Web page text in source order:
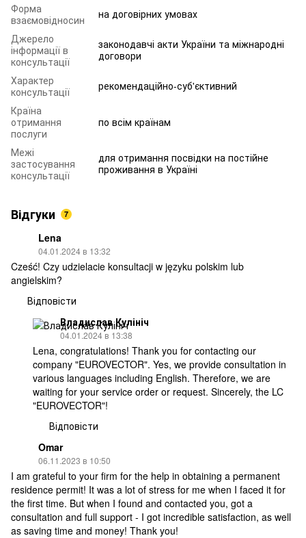
Форма
взаємовідносин
на договірних умовах
Джерело
інформації в
консультації
законодавчі акти України та міжнародні
договори
Характер
консультації
рекомендаційно-суб'єктивний
Країна
отримання
послуги
по всім країнам
Межі
застосування
консультації
для отримання посвідки на постійне
проживання в Україні
Відгуки 7
Lena
04.01.2024 в 13:32
Cześć! Czy udzielacie konsultacji w języku polskim lub
angielskim?
Відповісти
Владислав Кулініч
04.01.2024 в 13:38
Lena, congratulations! Thank you for contacting our
company "EUROVECTOR". Yes, we provide consultation in
various languages including English. Therefore, we are
waiting for your service order or request. Sincerely, the LC
"EUROVECTOR"!
Відповісти
Omar
06.11.2023 в 10:50
I am grateful to your firm for the help in obtaining a permanent
residence permit! It was a lot of stress for me when I faced it for
the first time. But when I found and contacted you, got a
consultation and full support - I got incredible satisfaction, as well
as saving time and money! Thank you!